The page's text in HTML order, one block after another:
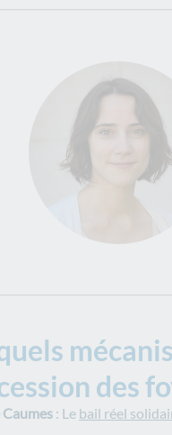
des
: Le bail réel